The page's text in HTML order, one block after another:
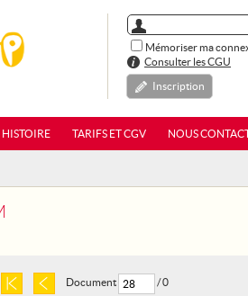
Mémoriser ma
Consulter les CGU
Inscription
HISTOIRE TARIFS ET CGV NOUS
Document / 0